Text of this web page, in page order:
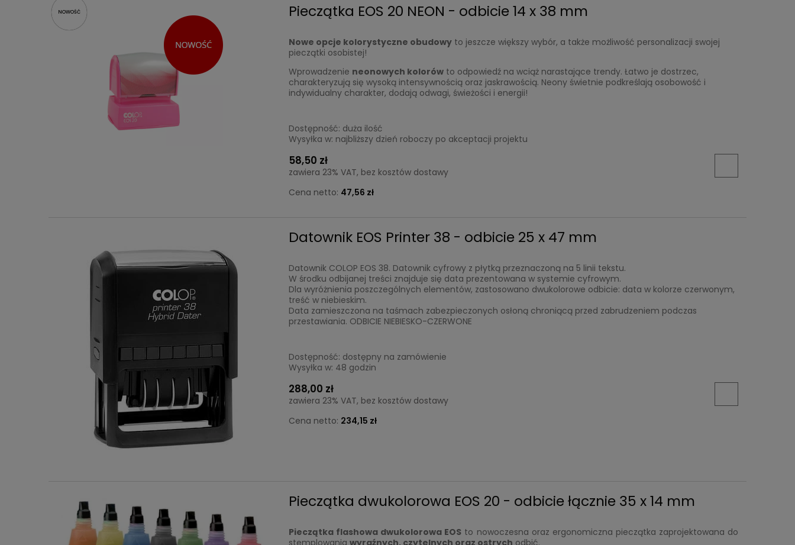
Pieczątka EOS 20 NEON - odbicie 14 x 38 mm
Nowe opcje kolorystyczne obudowy to jeszcze większy wybór, a także możliwość personalizacji swojej
pieczątki osobistej!
Wprowadzenie neonowych kolorów to odpowiedź na wciąż narastające trendy. Łatwo je dostrzec,
charakteryzują się wysoką intensywnością oraz jaskrawością. Neony świetnie podkreślają osobowość i
indywidualny charakter, dodają odwagi, świeżości i energii!
Dostępność: duża ilość
Wysyłka w: najbliższy dzień roboczy po akceptacji projektu
58,50 zł
zawiera 23% VAT, bez kosztów dostawy
Cena netto: 47,56 zł
NOWOŚĆ
Datownik EOS Printer 38 - odbicie 25 x 47 mm
Datownik COLOP EOS 38. Datownik cyfrowy z płytką przeznaczoną na 5 linii tekstu.
W środku odbijanej treści znajduje się data prezentowana w systemie cyfrowym.
Dla wyróżnienia poszczególnych elementów, zastosowano dwukolorowe odbicie: data w kolorze czerwonym,
treść w niebieskim.
Data zamieszczona na taśmach zabezpieczonych osłoną chroniącą przed zabrudzeniem podczas
przestawiania. ODBICIE NIEBIESKO-CZERWONE
Dostępność: dostępny na zamówienie
Wysyłka w: 48 godzin
288,00 zł
zawiera 23% VAT, bez kosztów dostawy
Cena netto: 234,15 zł
Pieczątka dwukolorowa EOS 20 - odbicie łącznie 35 x 14 mm
Pieczątka flashowa dwukolorowa EOS to nowoczesna oraz ergonomiczna pieczątka zaprojektowana do